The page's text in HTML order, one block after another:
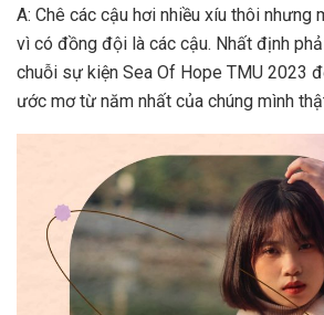
A: Chê các cậu hơi nhiều xíu thôi nhưng
vì có đồng đội là các cậu. Nhất định
chuỗi sự kiện Sea Of Hope TMU 2023
ước mơ từ năm nhất của chúng mình